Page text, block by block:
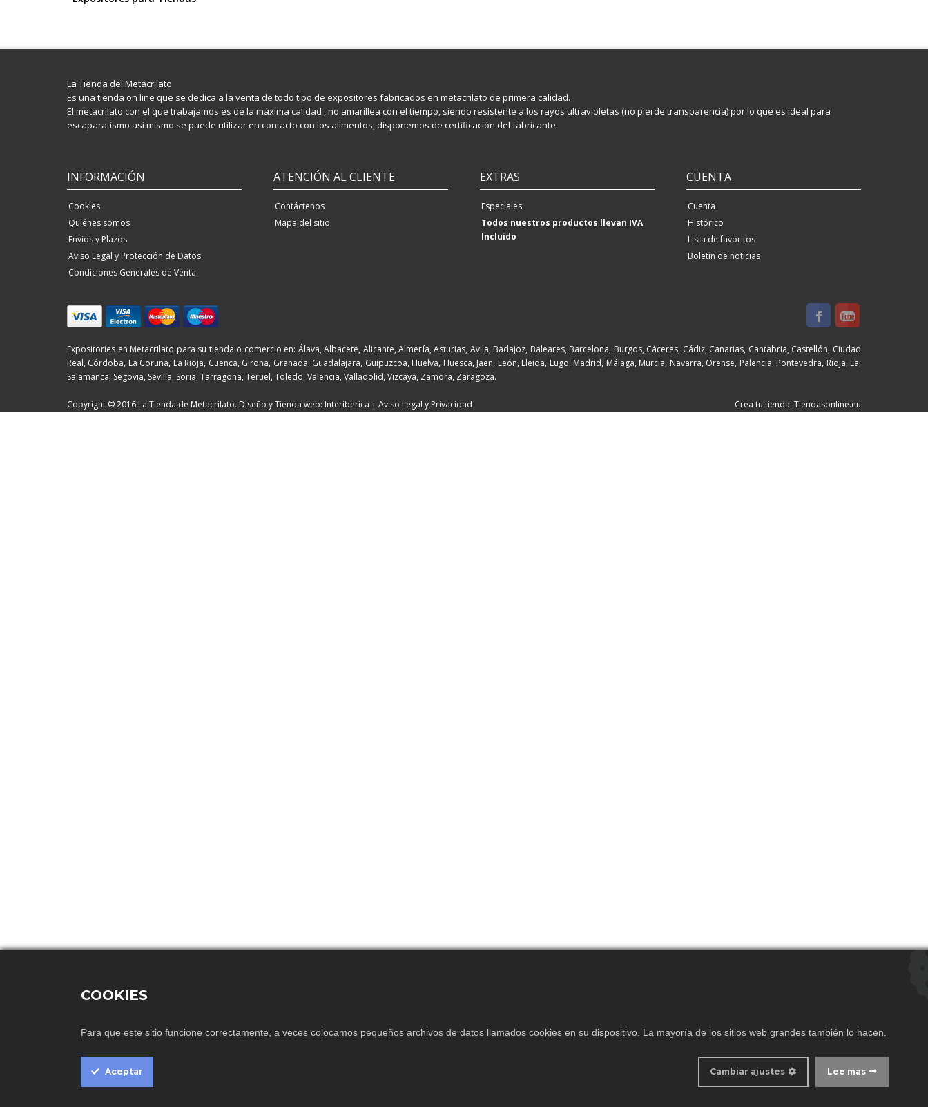
La Tienda del Metacrilato
Es una tienda on line que se dedica a la venta de todo tipo de expositores fabricados en metacrilato de primera calidad.
El metacrilato con el que trabajamos es de la máxima calidad , no amarillea con el tiempo, siendo resistente a los rayos ultravioletas (no pierde transparencia) por lo que es ideal para
escaparatismo así mismo se puede utilizar en contacto con los alimentos, disponemos de certificación del fabricante.
INFORMACIÓN
Cookies
Quiénes somos
Envios y Plazos
Aviso Legal y Protección de Datos
Condiciones Generales de Venta
ATENCIÓN AL CLIENTE
Contáctenos
Mapa del sitio
EXTRAS
Especiales
Todos nuestros productos llevan IVA
Incluido
CUENTA
Cuenta
Histórico
Lista de favoritos
Boletín de noticias
Expositories en Metacrilato para su tienda o comercio en: Álava, Albacete, Alicante, Almería, Asturias, Avila, Badajoz, Baleares, Barcelona, Burgos, Cáceres, Cádiz, Canarias, Cantabria, Castellón, Ciudad
Real, Córdoba, La Coruña, La Rioja, Cuenca, Girona, Granada, Guadalajara, Guipuzcoa, Huelva, Huesca, Jaen, León, Lleida, Lugo, Madrid, Málaga, Murcia, Navarra, Orense, Palencia, Pontevedra, Rioja, La,
Salamanca, Segovia, Sevilla, Soria, Tarragona, Teruel, Toledo, Valencia, Valladolid, Vizcaya, Zamora, Zaragoza.
Copyright © 2016 La Tienda de Metacrilato. Diseño y Tienda web: Interiberica | Aviso Legal y Privacidad Crea tu tienda: Tiendasonline.eu
COOKIES
Para que este sitio funcione correctamente, a veces colocamos pequeños archivos de datos llamados cookies en su dispositivo. La mayoría de los sitios web grandes también lo hacen.
Aceptar Lee mas
Cambiar ajustes